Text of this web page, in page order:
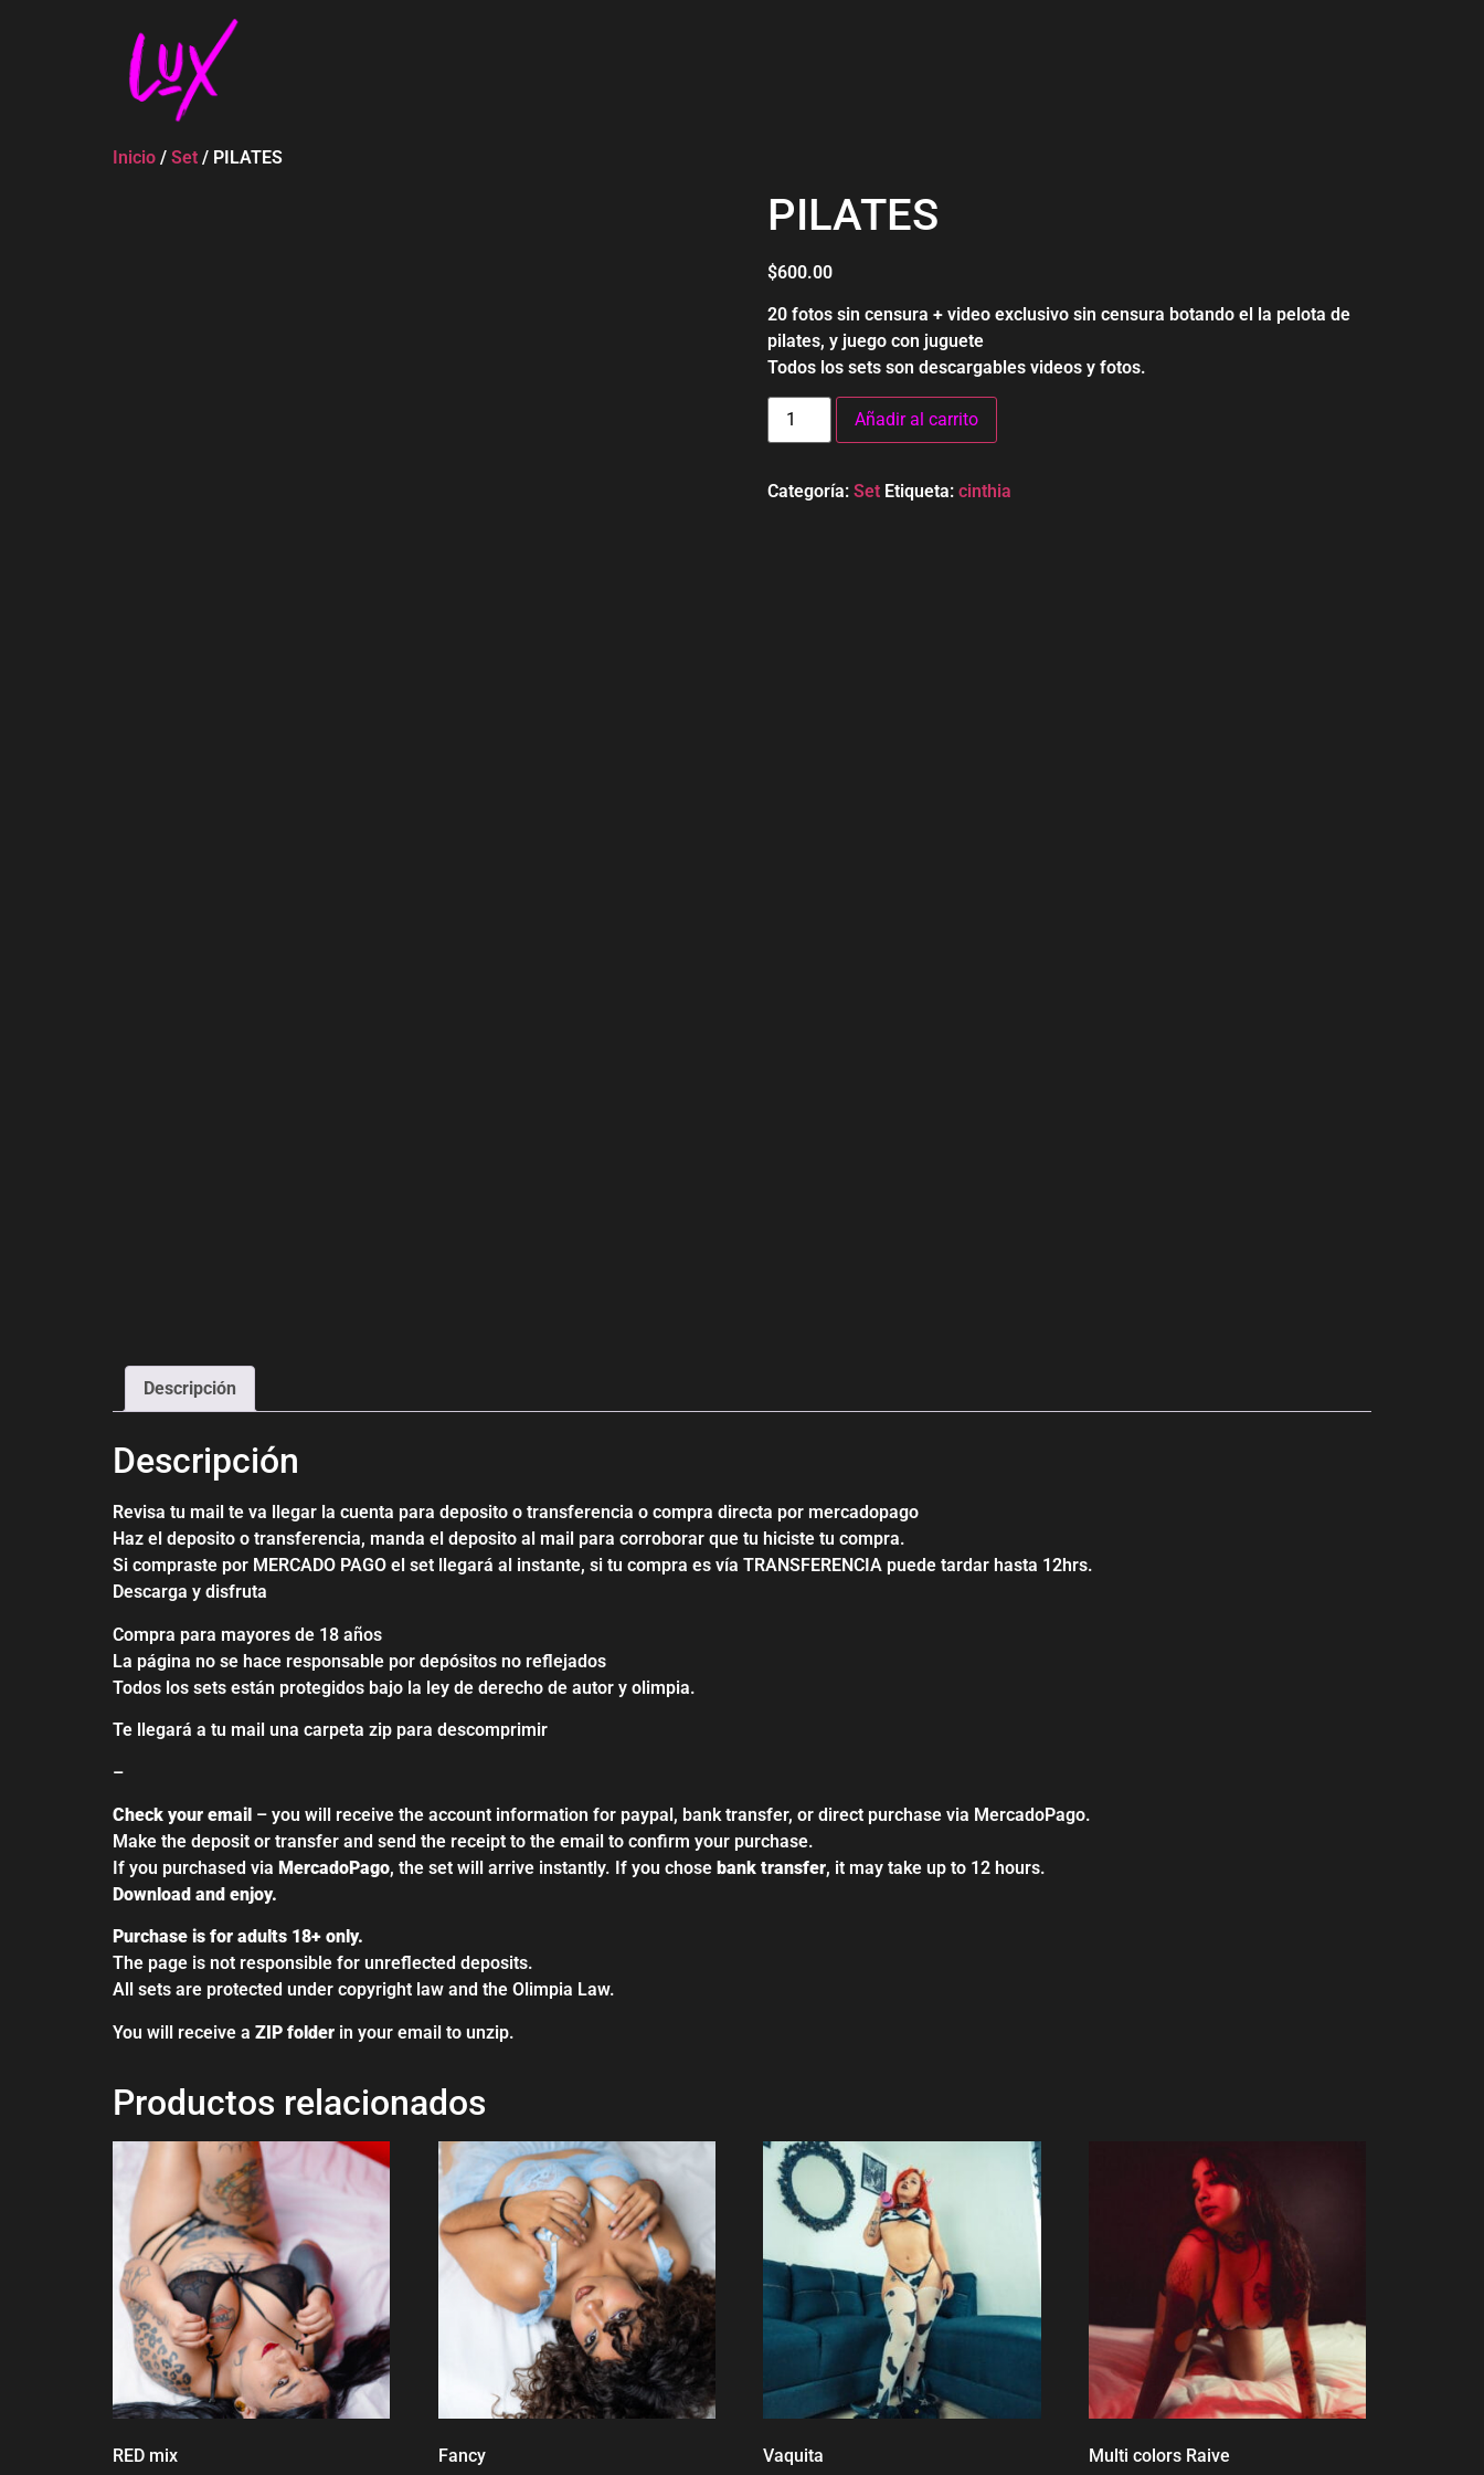
Inicio / Set / PILATES
PILATES
$600.00
20 fotos sin censura + video exclusivo sin censura botando el la pelota de
pilates, y juego con juguete
Todos los sets son descargables videos y fotos.
Añadir al carrito
Categoría: Set Etiqueta: cinthia
Descripción
Descripción
Revisa tu mail te va llegar la cuenta para deposito o transferencia o compra directa por mercadopago
Haz el deposito o transferencia, manda el deposito al mail para corroborar que tu hiciste tu compra.
Si compraste por MERCADO PAGO el set llegará al instante, si tu compra es vía TRANSFERENCIA puede tardar hasta 12hrs.
Descarga y disfruta
Compra para mayores de 18 años
La página no se hace responsable por depósitos no reflejados
Todos los sets están protegidos bajo la ley de derecho de autor y olimpia.
Te llegará a tu mail una carpeta zip para descomprimir
–
Check your email – you will receive the account information for paypal, bank transfer, or direct purchase via MercadoPago.
Make the deposit or transfer and send the receipt to the email to confirm your purchase.
If you purchased via MercadoPago, the set will arrive instantly. If you chose bank transfer, it may take up to 12 hours.
Download and enjoy.
Purchase is for adults 18+ only.
The page is not responsible for unreflected deposits.
All sets are protected under copyright law and the Olimpia Law.
You will receive a ZIP folder in your email to unzip.
Productos relacionados
RED mix Fancy Vaquita Multi colors Raive